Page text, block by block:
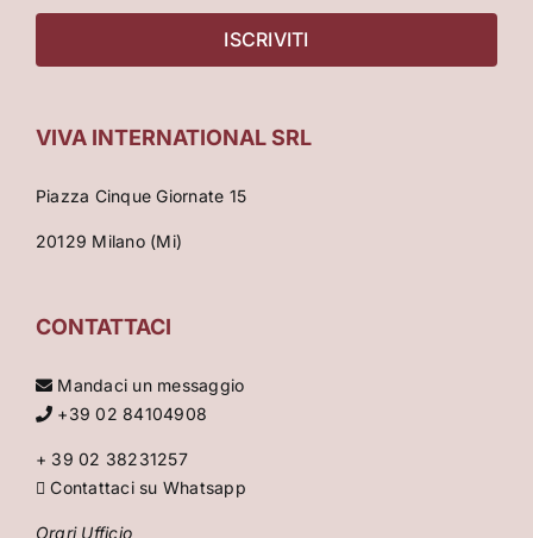
VIVA INTERNATIONAL SRL
Piazza Cinque Giornate 15
20129 Milano (Mi)
CONTATTACI
Mandaci un messaggio
+39 02 84104908
+ 39 02 38231257
Contattaci su Whatsapp
Orari Ufficio